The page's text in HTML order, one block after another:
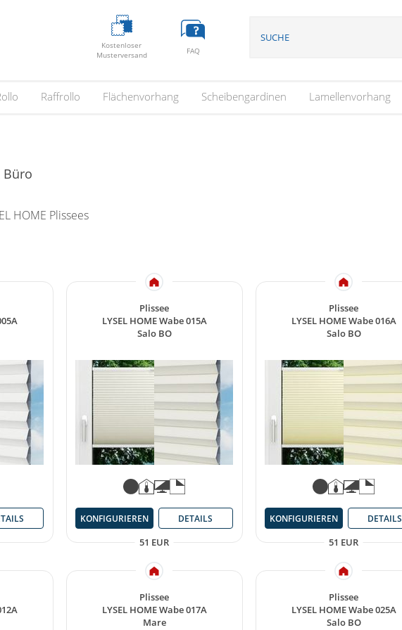
Kostenloser
Musterversand
FAQ
Raffrollo Flächenvorhang Scheibengardinen Lamellenvorhang
Büro
HOME Plissees
Plissee
LYSEL HOME Wabe 015A
Salo BO
51 EUR
KONFIGURIEREN DETAILS
Plissee
LYSEL HOME Wabe 016A
Salo BO
51 EUR
KONFIGURIEREN DETAILS
Plissee
LYSEL HOME Wabe 017A
Mare
Plissee
LYSEL HOME Wabe 025A
Salo BO